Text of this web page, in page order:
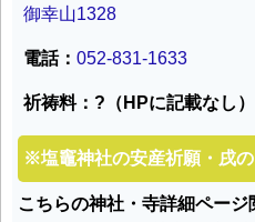
御幸山1328
電話： 052-831-1633
祈祷料：?（HPに記載なし）
※塩竈神社の安産祈願・戌
こちらの神社・寺詳細ペー